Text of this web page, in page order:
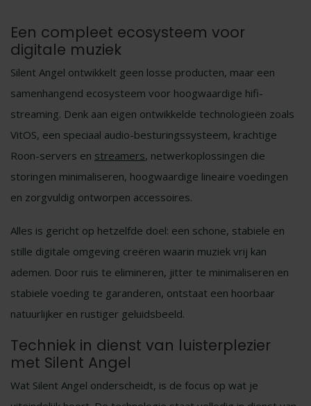
Een compleet ecosysteem voor
digitale muziek
Silent Angel ontwikkelt geen losse producten, maar een
samenhangend ecosysteem voor hoogwaardige hifi-
streaming. Denk aan eigen ontwikkelde technologieën zoals
VitOS, een speciaal audio-besturingssysteem, krachtige
Roon-servers en streamers, netwerkoplossingen die
storingen minimaliseren, hoogwaardige lineaire voedingen
en zorgvuldig ontworpen accessoires.
Alles is gericht op hetzelfde doel: een schone, stabiele en
stille digitale omgeving creëren waarin muziek vrij kan
ademen. Door ruis te elimineren, jitter te minimaliseren en
stabiele voeding te garanderen, ontstaat een hoorbaar
natuurlijker en rustiger geluidsbeeld.
Techniek in dienst van luisterplezier
met Silent Angel
Wat Silent Angel onderscheidt, is de focus op wat je